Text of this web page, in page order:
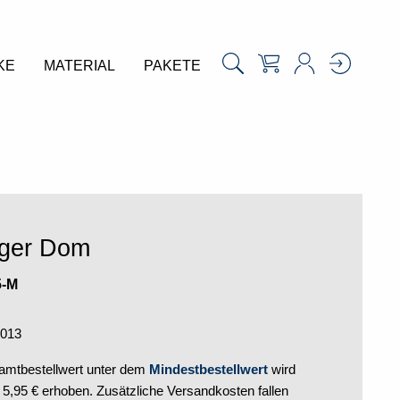
MATERIAL PAKETE
Dom
M
unter dem Mindestbestellwert wird
€ erhoben. Zusätzliche Versandkosten fallen